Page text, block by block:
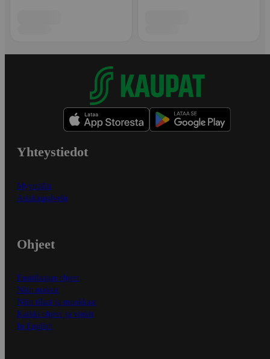
Yhteystiedot
Myymälät
Asiakaspalvelu
Ohjeet
Ensitilaajan ohjeet
Näin maksat
Näin tilaat ja muokkaat
Kaikki ohjeet ja vinkit
In English